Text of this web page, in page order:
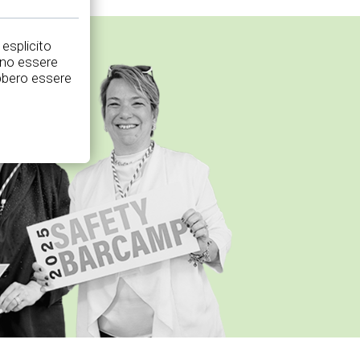
essere
essere